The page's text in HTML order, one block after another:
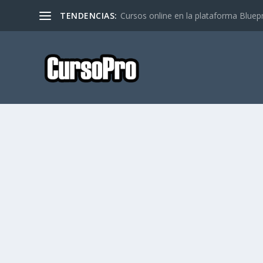
TENDENCIAS: Cursos online en la plataforma